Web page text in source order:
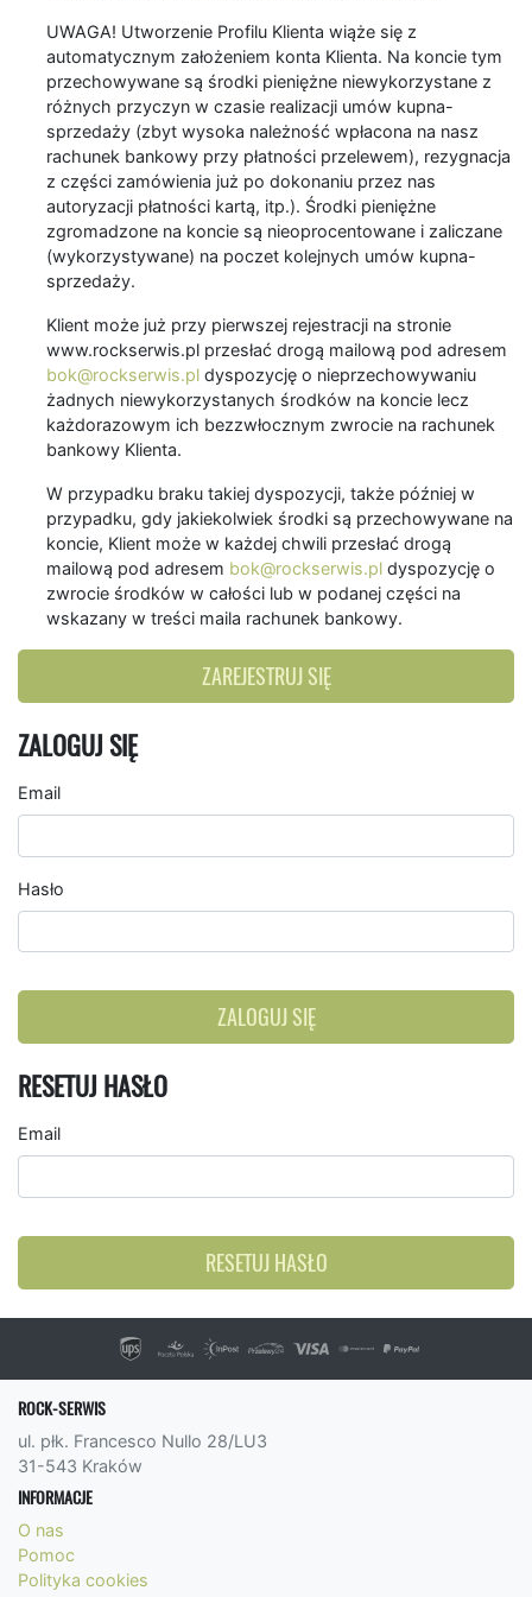
UWAGA! Utworzenie Profilu Klienta wiąże się z
automatycznym założeniem konta Klienta. Na koncie tym
przechowywane są środki pieniężne niewykorzystane z
różnych przyczyn w czasie realizacji umów kupna-
sprzedaży (zbyt wysoka należność wpłacona na nasz
rachunek bankowy przy płatności przelewem), rezygnacja
z części zamówienia już po dokonaniu przez nas
autoryzacji płatności kartą, itp.). Środki pieniężne
zgromadzone na koncie są nieoprocentowane i zaliczane
(wykorzystywane) na poczet kolejnych umów kupna-
sprzedaży.
Klient może już przy pierwszej rejestracji na stronie
www.rockserwis.pl przesłać drogą mailową pod adresem
bok@rockserwis.pl dyspozycję o nieprzechowywaniu
żadnych niewykorzystanych środków na koncie lecz
każdorazowym ich bezzwłocznym zwrocie na rachunek
bankowy Klienta.
W przypadku braku takiej dyspozycji, także później w
przypadku, gdy jakiekolwiek środki są przechowywane na
koncie, Klient może w każdej chwili przesłać drogą
mailową pod adresem bok@rockserwis.pl dyspozycję o
zwrocie środków w całości lub w podanej części na
wskazany w treści maila rachunek bankowy.
ZAREJESTRUJ SIĘ
ZALOGUJ SIĘ
Email
Hasło
ZALOGUJ SIĘ
RESETUJ HASŁO
Email
RESETUJ HASŁO
ROCK-SERWIS
ul. płk. Francesco Nullo 28/LU3
31-543 Kraków
INFORMACJE
O nas
Pomoc
Polityka cookies